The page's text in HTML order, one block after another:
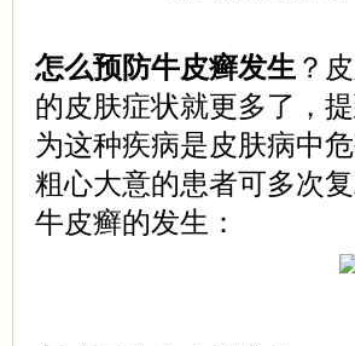
怎么预防牛皮癣发生 ？
的皮肤症状就更多了，
为这种疾病是皮肤病中
粗心大意的患者可多次
牛皮癣的发生：